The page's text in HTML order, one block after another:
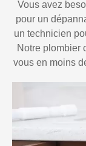
Vous avez
pour un
un technicien
Notre plombier
vous en moins